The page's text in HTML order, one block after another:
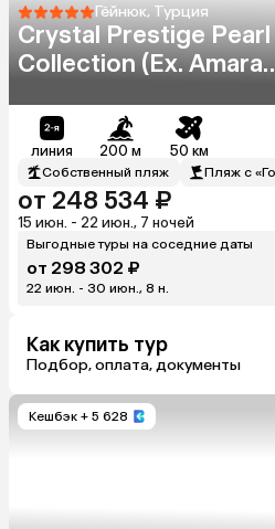
Гёйнюк, Турция
Crystal Prestige Pearl
Collection (Ex. Amara
линия 200 м 50 км
Собственный пляж Пляж с
от 248 534 ₽
15 июн. - 22 июн., 7 ночей
Выгодные туры на соседние даты
от 298 302 ₽
22 июн. - 30 июн., 8 н.
Как купить тур
Подбор, оплата, документы
Кешбэк + 5 628